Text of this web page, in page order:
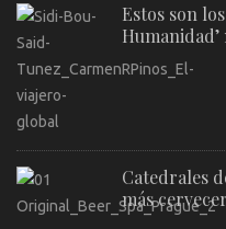
Estos son
Catedrales
más